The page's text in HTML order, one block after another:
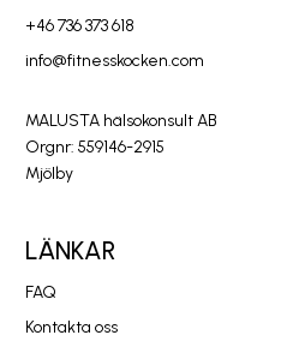
+46 736 373 618
info@fitnesskocken.com
MALUSTA hälsokonsult AB
Orgnr: 559146-2915
Mjölby
LÄNKAR
FAQ
Kontakta oss